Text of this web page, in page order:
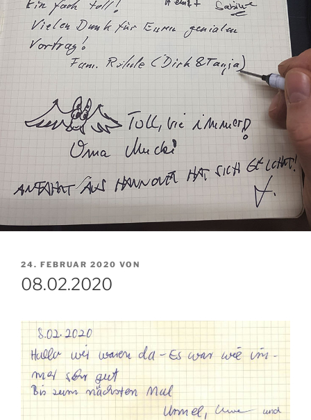
VERÖFFENTLICHT
AM
24. FEBRUAR 2020 VON
08.02.2020